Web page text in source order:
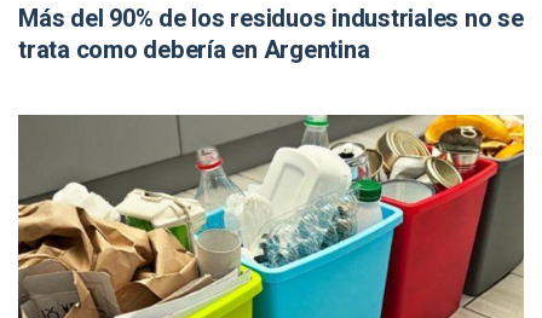
Más del 90% de los residuos industriales no se
trata como debería en Argentina